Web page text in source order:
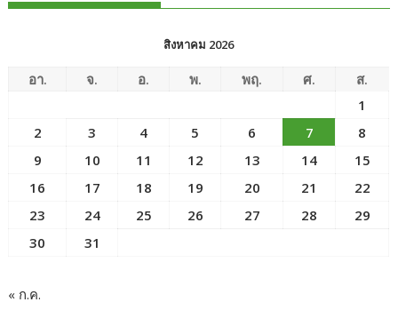
สิงหาคม 2026
อา. จ. อ. พ. พฤ. ศ.
ส.
1
2
3 4 5 6 7
8
9
10 11 12 13 14
15
16
17 18 19 20 21
22
23
24 25 26 27 28
29
30
31
« ก.ค.